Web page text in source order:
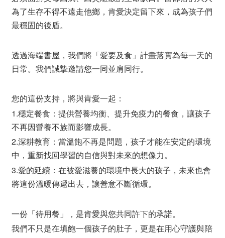
為了生存不得不遠走他鄉，肯愛決定留下來，成為孩子們
最穩固的後盾。
透過海端書屋，我們將「愛要及食」計畫落實為每一天的
日常。我們誠摯邀請您一同並肩同行。
您的這份支持，將與肯愛一起：
1.穩定餐食：提供營養均衡、提升免疫力的餐食，讓孩子
不再因營養不族而影響成長。
2.深耕教育：當溫飽不再是問題，孩子才能在安定的環境
中，重新找回學習的自信與對未來的想像力。
3.愛的延續：在被愛滋養的環境中長大的孩子，未來也會
將這份溫暖傳遞出去，讓善意不斷循環。
一份「待用餐」，是肯愛與您共同許下的承諾。
我們不只是在填飽一個孩子的肚子，更是在用心守護與陪